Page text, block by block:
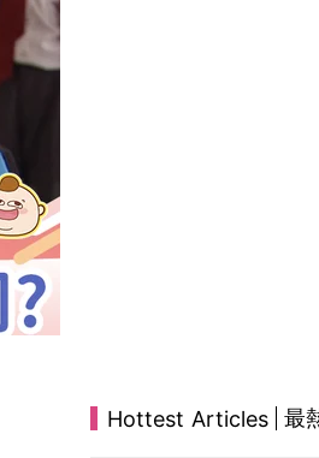
Hottest Articles 最